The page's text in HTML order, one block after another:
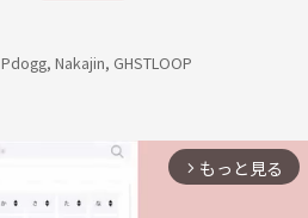
Pdogg, Nakajin, GHSTLOOP
arrow_forward_ios もっと見る